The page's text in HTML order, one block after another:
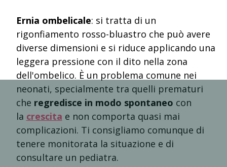
Ernia ombelicale: si tratta di un
rigonfiamento rosso-bluastro che può avere
diverse dimensioni e si riduce applicando una
leggera pressione con il dito nella zona
dell'ombelico. È un problema comune nei
neonati, specialmente tra quelli prematuri
che regredisce in modo spontaneo con
la crescita e non comporta quasi mai
complicazioni. Ti consigliamo comunque di
tenere monitorata la situazione e di
consultare un pediatra.